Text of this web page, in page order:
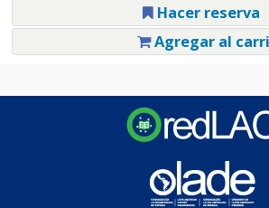
Hacer reserva
Agregar al